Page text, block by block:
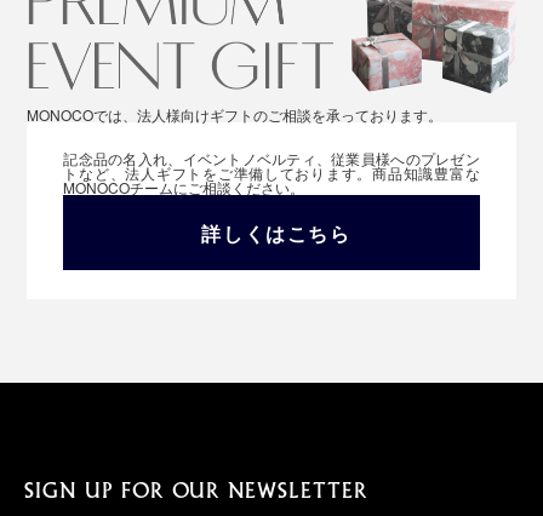
MONOCOでは、法人様向けギフトのご相談を承っております。
記念品の名入れ、イベントノベルティ、従業員様へのプレゼン
トなど、法人ギフトをご準備しております。商品知識豊富な
MONOCOチームにご相談ください。
詳しくはこちら
SIGN UP FOR OUR NEWSLETTER